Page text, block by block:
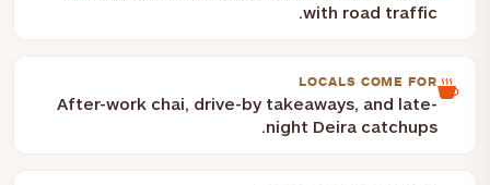
with road traffic.
LOCALS COME FOR
After-work chai, drive-by takeaways, and late-
night Deira catchups.